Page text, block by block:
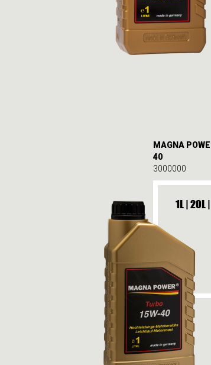
MAGNA
40
3000000
1L | 20L